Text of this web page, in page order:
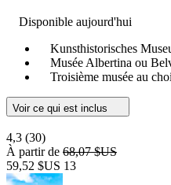
Disponible aujourd'hui
Kunsthistorisches
Musée Albertina ou
Troisième musée au
Voir ce qui est inclus
4,3 (30)
À partir de 68,07 $US
59,52 $US 13